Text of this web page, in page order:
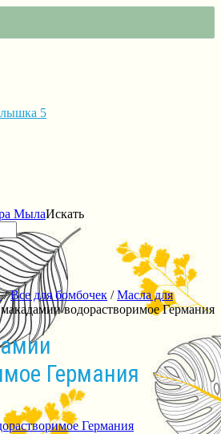
5
Искать
/Все для бомбочек /Масла для
водорастворимое Германия
Германия